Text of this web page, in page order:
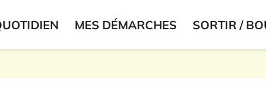
MES DÉMARCHES SORTIR /